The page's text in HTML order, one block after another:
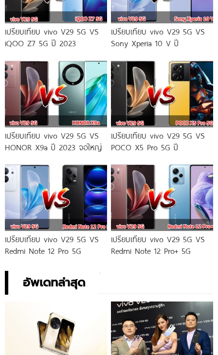
เปรียบเทียบ vivo V29 5G VS
iQOO Z7 5G ปี 2023
เปรียบเทียบ vivo V29 5G VS
Sony Xperia 10 V ปี
เปรียบเทียบ vivo V29 5G VS
HONOR X9a ปี 2023 จอใหญ่
เปรียบเทียบ vivo V29 5G VS
POCO X5 Pro 5G ปี
เปรียบเทียบ vivo V29 5G VS
Redmi Note 12 Pro 5G
เปรียบเทียบ vivo V29 5G VS
Redmi Note 12 Pro+ 5G
อัพเดทล่าสุด